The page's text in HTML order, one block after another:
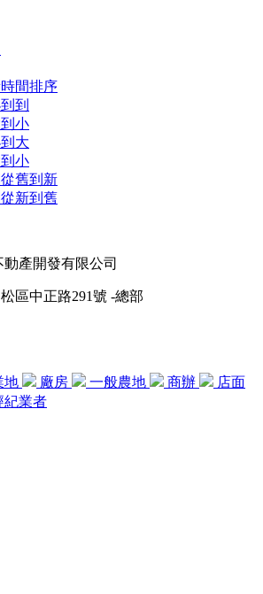
間排序
到
小
大
小
舊到新
新到舊
產開發有限公司
區中正路291號 -總部
地 廠房 一般農地 商辦
店面
紀業者